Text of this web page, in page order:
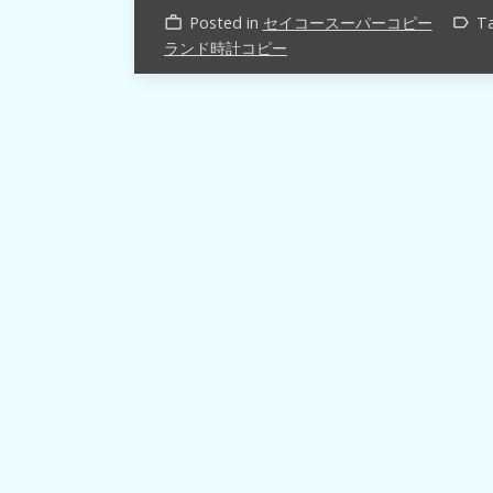
work_outline Posted in セイコースーパーコピー label_outline
ランド時計コピー